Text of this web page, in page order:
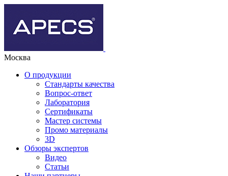
Москва
О продукции
Стандарты качества
Вопрос-ответ
Лаборатория
Сертификаты
Мастер системы
Промо материалы
3D
Обзоры экспертов
Видео
Статьи